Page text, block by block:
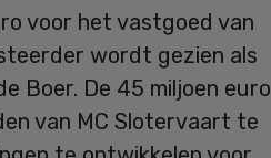
voor het vastgoed van
wordt gezien als
Boer. De 45 miljoen euro
van MC Slotervaart te